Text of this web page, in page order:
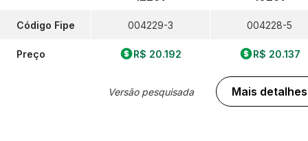
Código Fipe
Preço
004229-3
R$ 20.192
Versão pesquisada
004228-5
R$ 20.137
Mais detalhes